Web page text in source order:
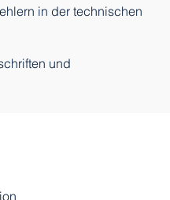
in der technischen
und